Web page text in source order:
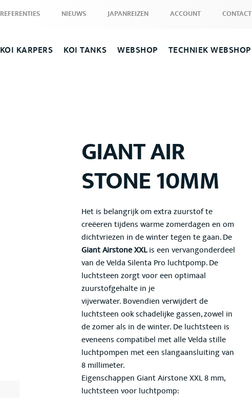
REFERENTIES NIEUWS JAPANREIZEN ACCOUNT CONTACT
KOI KARPERS KOI TANKS WEBSHOP TECHNIEK WEBSHOP
GIANT AIR
STONE 10MM
Het is belangrijk om extra zuurstof te
creëeren tijdens warme zomerdagen en om
dichtvriezen in de winter tegen te gaan. De
Giant Airstone XXLis een vervangonderdeel
van de Velda Silenta Pro luchtpomp. De
luchtsteen zorgt voor een optimaal
zuurstofgehalte in je
vijverwater. Bovendien verwijdert de
luchtsteen ook schadelijke gassen, zowel in
de zomer als in de winter. De luchtsteen is
eveneens compatibel met alle Velda stille
luchtpompen met een slangaansluiting van
8 millimeter.
Eigenschappen Giant Airstone XXL 8 mm,
luchtsteen voor luchtpomp: